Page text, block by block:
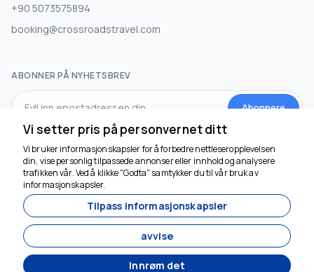
+90 5073575894
booking@crossroadstravel.com
ABONNER PÅ NYHETSBREV
Abonnere
SOSIALE MEDIER
Vi setter pris på personvernet ditt
Vi bruker informasjonskapsler for å forbedre nettleseropplevelsen
din, vise personlig tilpassede annonser eller innhold og analysere
trafikken vår. Ved å klikke "Godta" samtykker du til vår bruk av
informasjonskapsler.
Tilpass informasjonskapsler
avvise
Innrøm det